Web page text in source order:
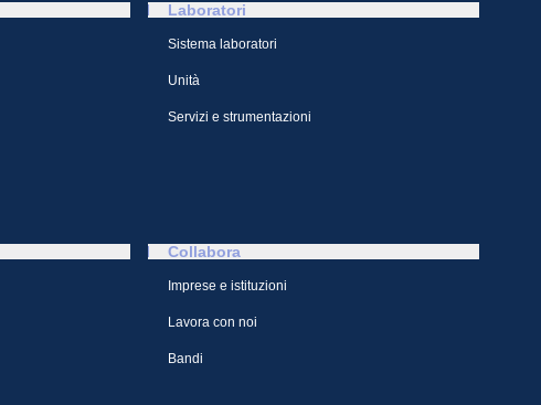
Laboratori
Sistema laboratori
Unità
Servizi e strumentazioni
Collabora
Imprese e istituzioni
Lavora con noi
Bandi